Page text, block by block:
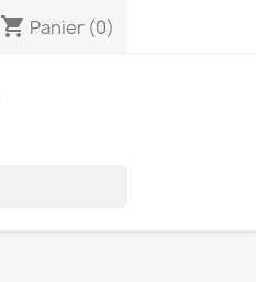
shopping_cart Panier (0)